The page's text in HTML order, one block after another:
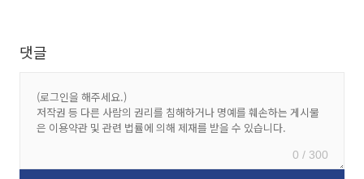
댓글
0 / 300